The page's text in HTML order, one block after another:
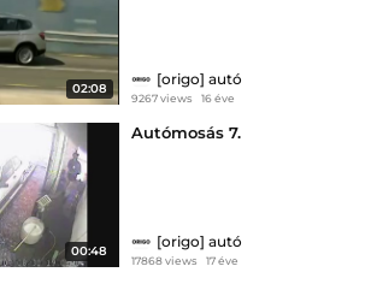
02:08
[origo] autó
9267 views 16 éve
00:48
Autómosás 7.
[origo] autó
17868 views 17 éve